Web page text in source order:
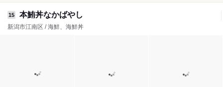
15 本鮪丼なかばやし
新潟市江南区 / 海鮮、海鮮丼